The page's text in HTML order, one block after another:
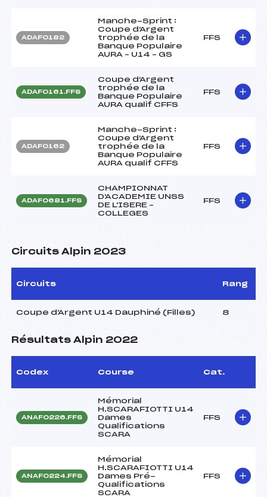
ADAF0182
Manche-Sprint :
Coupe d'Argent
trophée de la
Banque Populaire
AURA – U14 – GS
FFS
ADAF0161.FFS
Coupe d'Argent
trophée de la
Banque Populaire
AURA qualif CFFS
FFS
ADAF0162
Manche-Sprint :
Coupe d'Argent
trophée de la
Banque Populaire
AURA qualif CFFS
FFS
ADAF0681.FFS
CHAMPIONNAT
D'ACADEMIE UNSS
DE L'ISERE –
COLLEGES
FFS
Circuits Alpin 2023
Circuits Rang
Coupe d'Argent U14 Dauphiné (Filles) 8
Résultats Alpin 2022
Codex Course Cat.
ANAF0226.FFS
Mémorial
H.SCARAFIOTTI U14
Dames
Qualifications
SCARA
FFS
ANAF0224.FFS
Mémorial
H.SCARAFIOTTI U14
Dames Pré-
Qualifications
SCARA
FFS